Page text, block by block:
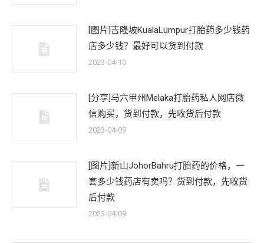
[图片]吉隆坡KualaLumpur打胎药多少钱药
店多少钱？最好可以货到付款
2023-04-10
[分享]马六甲州Melaka打胎药私人网店微
信购买，货到付款，先收货后付款
2023-04-09
[图片]新山JohorBahru打胎药的价格，一
套多少钱药店有卖吗？货到付款，先收货
后付款
2023-04-09